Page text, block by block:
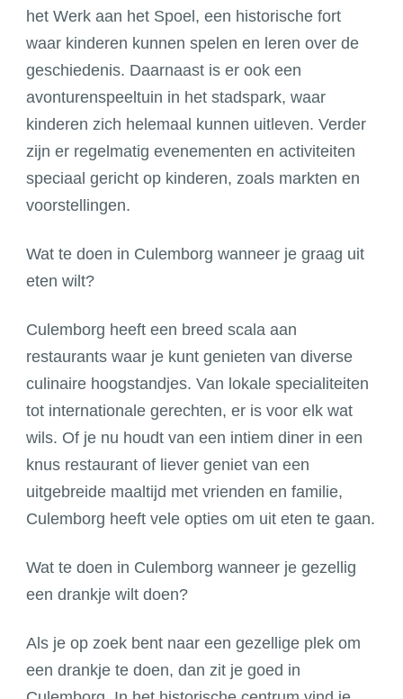
het Werk aan het Spoel, een historische fort
waar kinderen kunnen spelen en leren over de
geschiedenis. Daarnaast is er ook een
avonturenspeeltuin in het stadspark, waar
kinderen zich helemaal kunnen uitleven. Verder
zijn er regelmatig evenementen en activiteiten
speciaal gericht op kinderen, zoals markten en
voorstellingen.
Wat te doen in Culemborg wanneer je graag uit
eten wilt?
Culemborg heeft een breed scala aan
restaurants waar je kunt genieten van diverse
culinaire hoogstandjes. Van lokale specialiteiten
tot internationale gerechten, er is voor elk wat
wils. Of je nu houdt van een intiem diner in een
knus restaurant of liever geniet van een
uitgebreide maaltijd met vrienden en familie,
Culemborg heeft vele opties om uit eten te gaan.
Wat te doen in Culemborg wanneer je gezellig
een drankje wilt doen?
Als je op zoek bent naar een gezellige plek om
een drankje te doen, dan zit je goed in